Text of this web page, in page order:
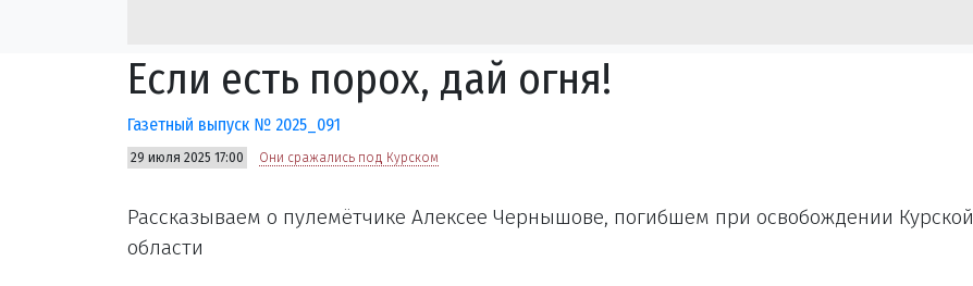
Если есть порох, дай огня!
Газетный выпуск № 2025_091
29 июля 2025 17:00 Они сражались под Курском
Рассказываем о пулемётчике Алексее Чернышове, погибшем при освобождении Курской
области